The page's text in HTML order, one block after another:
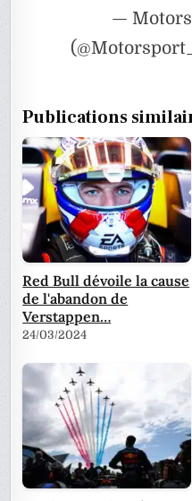
—
Publications
Red Bull dévoile la cause
de l'abandon de
Verstappen…
24/03/2024